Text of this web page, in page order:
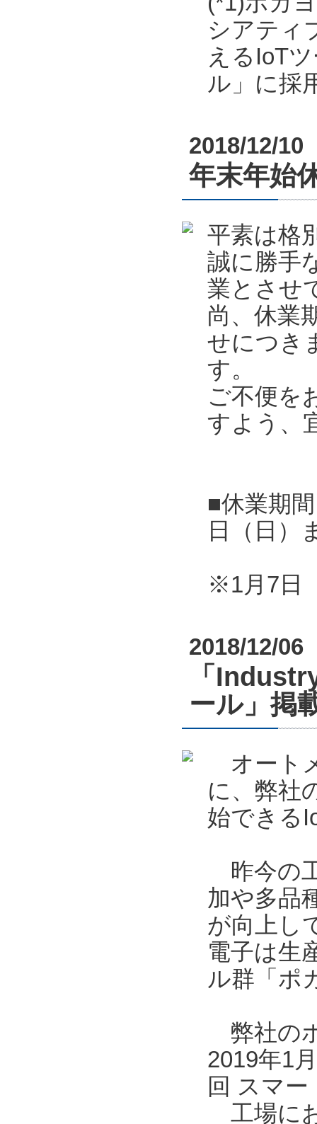
シアティ
えるIoT
ル」に採
2018/12/10
年末年始
平素は格
誠に勝手
業とさせ
尚、休業
せにつき
す。
ご不便を
すよう、
■休業期
日（日）
※1月7日
2018/12/06
「
ール」掲
オート
に、弊社
始できる
昨今の
加や多品
が向上し
電子は生
ル群「ポ
弊社の
2019年1
回 スマ
工場に